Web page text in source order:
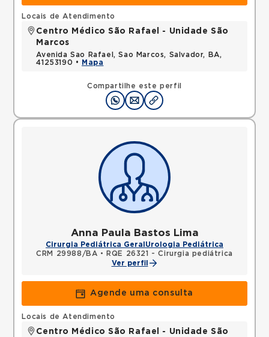
Compartilhe este perfil
Locais de Atendimento
Centro Médico São Rafael - Unidade São
Marcos
Avenida Sao Rafael, Sao Marcos, Salvador, BA,
41253190 •
Mapa
Anna Paula Bastos Lima
Cirurgia Pediátrica Geral Urologia Pediátrica
CRM 29988/BA •
RQE 26321 - Cirurgia pediátrica
Ver perfil
Agende uma consulta
Locais de Atendimento
Centro Médico São Rafael - Unidade São